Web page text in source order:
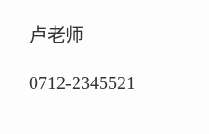
卢老师
0712-2345521